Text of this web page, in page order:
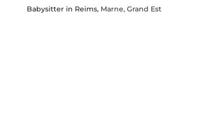
Babysitter in Reims, Marne, Grand Est